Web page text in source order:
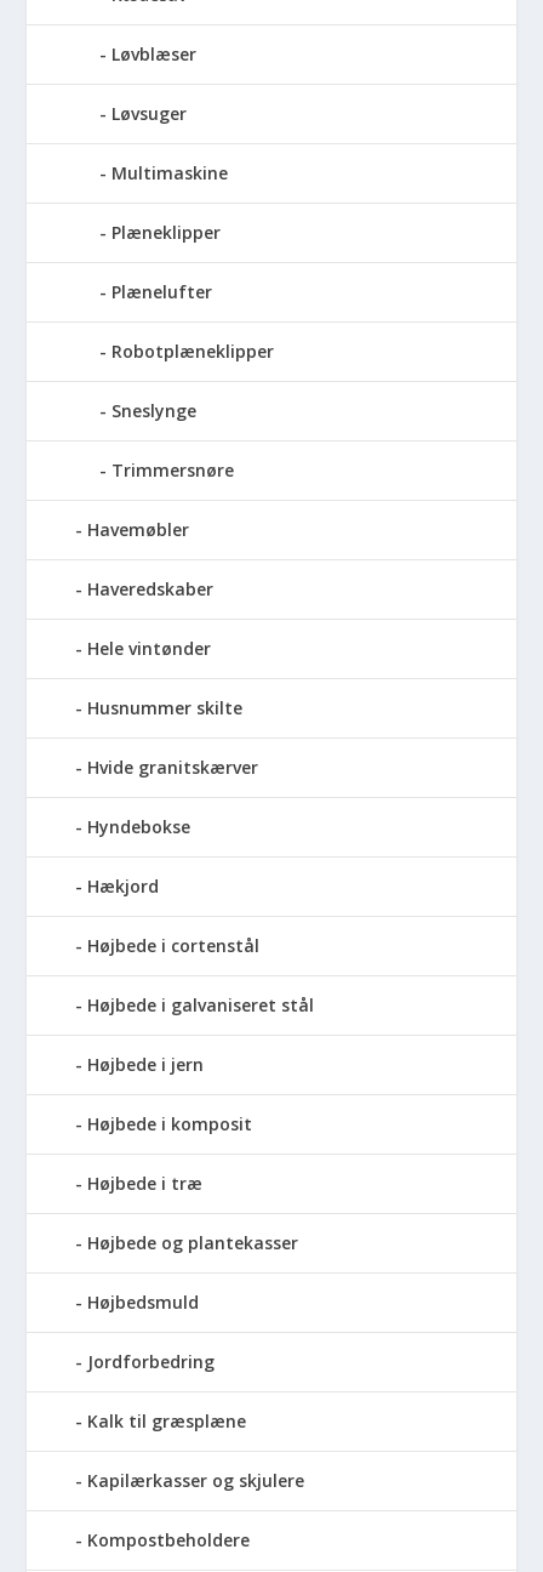
Løvblæser
Løvsuger
Multimaskine
Plæneklipper
Plænelufter
Robotplæneklipper
Sneslynge
Trimmersnøre
Havemøbler
Haveredskaber
Hele vintønder
Husnummer skilte
Hvide granitskærver
Hyndebokse
Hækjord
Højbede i cortenstål
Højbede i galvaniseret stål
Højbede i jern
Højbede i komposit
Højbede i træ
Højbede og plantekasser
Højbedsmuld
Jordforbedring
Kalk til græsplæne
Kapilærkasser og skjulere
Kompostbeholdere